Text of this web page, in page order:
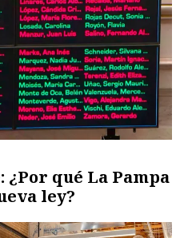
¿Por qué La Pampa
ley?